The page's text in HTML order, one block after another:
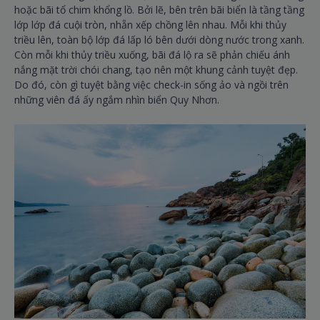
hoặc bãi tổ chim khổng lồ. Bởi lẽ, bên trên bãi biển là tầng tầng
lớp lớp đá cuội tròn, nhẵn xếp chồng lên nhau. Mỗi khi thủy
triều lên, toàn bộ lớp đá lấp ló bên dưới dòng nước trong xanh.
Còn mỗi khi thủy triều xuống, bãi đá lộ ra sẽ phản chiếu ánh
nắng mặt trời chói chang, tạo nên một khung cảnh tuyệt đẹp.
Do đó, còn gì tuyệt bằng việc check-in sống ảo và ngồi trên
những viên đá ấy ngắm nhìn biển Quy Nhơn.